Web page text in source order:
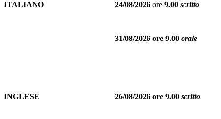
ITALIANO 24/08/2026 ore 9.00 scritto
31/08/2026 ore 9.00 orale
INGLESE 26/08/2026 ore 9.00 scritto